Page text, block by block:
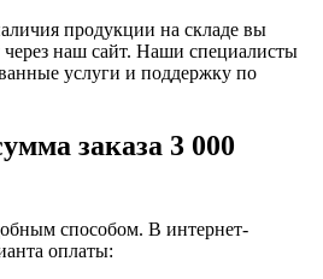
продукции на складе вы
через наш сайт. Наши специалисты
услуги и поддержку по
заказа 3 000
способом. В интернет-
оплаты: